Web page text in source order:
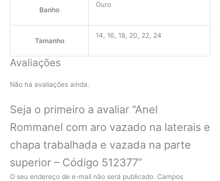
Banho
Ouro
Tamanho
14, 16, 18, 20, 22, 24
Avaliações
Não há avaliações ainda.
Seja o primeiro a avaliar “Anel
Rommanel com aro vazado na laterais e
chapa trabalhada e vazada na parte
superior – Código 512377”
O seu endereço de e-mail não será publicado. Campos